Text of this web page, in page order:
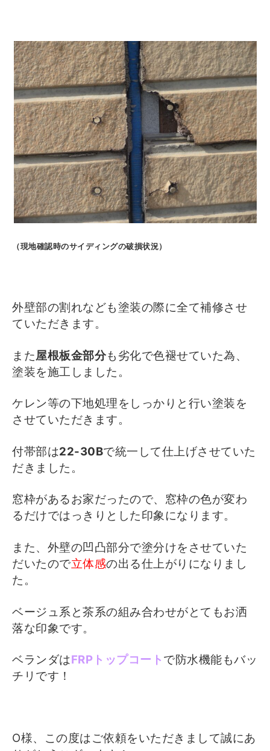
（現地確認時のサイディングの破損状況）
外壁部の割れなども塗装の際に全て補修させ
ていただきます。
また屋根板金部分も劣化で色褪せていた為、
塗装を施工しました。
ケレン等の下地処理をしっかりと行い塗装を
させていただきます。
付帯部は22-30Bで統一して仕上げさせていた
だきました。
窓枠があるお家だったので、窓枠の色が変わ
るだけではっきりとした印象になります。
また、外壁の凹凸部分で塗分けをさせていた
だいたので立体感の出る仕上がりになりまし
た。
ベージュ系と茶系の組み合わせがとてもお洒
落な印象です。
ベランダはFRPトップコート で防水機能もバッ
チリです！
O様、この度はご依頼をいただきまして誠にあ